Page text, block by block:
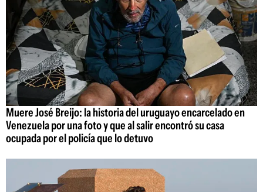
Muere José Breijo: la historia del uruguayo encarcelado en
Venezuela por una foto y que al salir encontró su casa
ocupada por el policía que lo detuvo